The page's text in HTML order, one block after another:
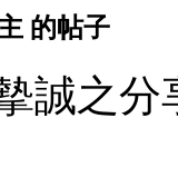
的帖子
誠之